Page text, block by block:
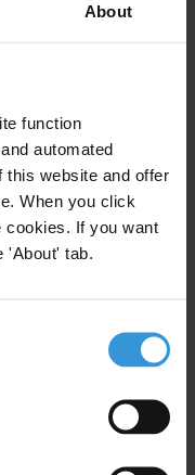
About
function
automated
this website and offer
When you click
cookies. If you want
tab.
generación de jueces y
global de la sociedad